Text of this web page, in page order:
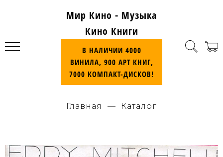
Мир Кино - Музыка
Кино Книги
В НАЛИЧИИ 4000
ВИНИЛА, 900 АРТ КНИГ,
7000 КОМПАКТ-ДИСКОВ!
Главная Каталог